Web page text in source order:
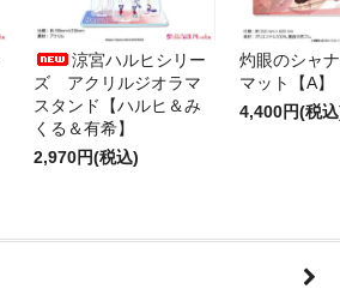
涼宮ハルヒシリー
ズ アクリルジオラマ
スタンド【ハルヒ＆み
くる＆有希】
2,970円(税込)
灼眼のシャ
マット【A】
4,400円(税